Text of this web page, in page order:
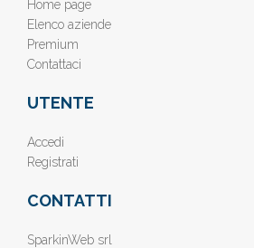
Home page
Elenco aziende
Premium
Contattaci
UTENTE
Accedi
Registrati
CONTATTI
SparkinWeb srl